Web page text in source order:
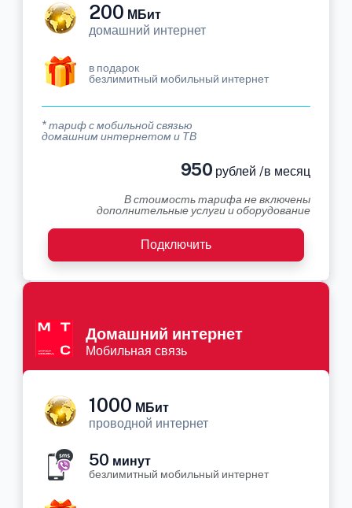
200 МБит
домашний интернет
в подарок
безлимитный мобильный интернет
* тариф с мобильной связью
домашним интернетом и ТВ
950 рублей /в месяц
В стоимость тарифа не включены
дополнительные услуги и оборудование
Подключить
Домашний интернет
Мобильная связь
1000 МБит
проводной интернет
50 минут
безлимитный мобильный интернет